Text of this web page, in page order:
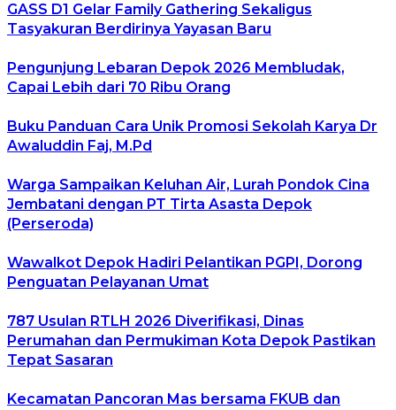
GASS D1 Gelar Family Gathering Sekaligus
Tasyakuran Berdirinya Yayasan Baru
Pengunjung Lebaran Depok 2026 Membludak,
Capai Lebih dari 70 Ribu Orang
Buku Panduan Cara Unik Promosi Sekolah Karya Dr
Awaluddin Faj, M.Pd
Warga Sampaikan Keluhan Air, Lurah Pondok Cina
Jembatani dengan PT Tirta Asasta Depok
(Perseroda)
Wawalkot Depok Hadiri Pelantikan PGPI, Dorong
Penguatan Pelayanan Umat
787 Usulan RTLH 2026 Diverifikasi, Dinas
Perumahan dan Permukiman Kota Depok Pastikan
Tepat Sasaran
Kecamatan Pancoran Mas bersama FKUB dan